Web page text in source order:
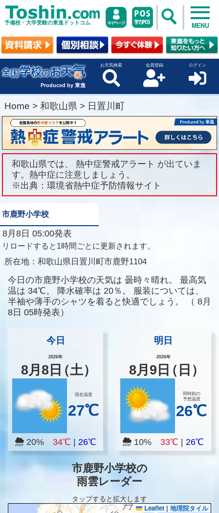
予備校・大学受験の東進ドットコム MENU
Produced by 東進
お天気検索 会員登録 ログイン
Home > 和歌山県 > 日置川町
和歌山県では、 熱中症警戒アラート が出ていま
す。熱中症に注意しましょう。
※出典：環境省熱中症予防情報サイト
市鹿野小学校
8月8日 05:00発表
リロードすると1時間ごとに更新されます。
所在地： 和歌山県日置川町市鹿野1104
今日の市鹿野小学校の天気は 曇時々晴れ。
最高気
温は 34℃。 降水確率は 20％。
服装については、
半袖や薄手のシャツを着ると快適でしょう。
（ 8月
8日 05時発表）
今日
2026年
8月8 日（土）
現在温度
27℃
20% 34℃ 26℃
明日
2026年
8月 9 日（日）
同時刻の
予想温度
26℃
10%33℃ |26℃
市鹿野小学校の
雨雲レーダー
タップすると拡大します
Leaflet | 地理院タイル